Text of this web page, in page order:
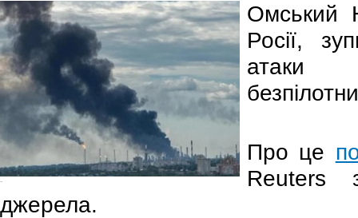
-
Омський
Росії,
атаки
Про це
Reuters
джерела.